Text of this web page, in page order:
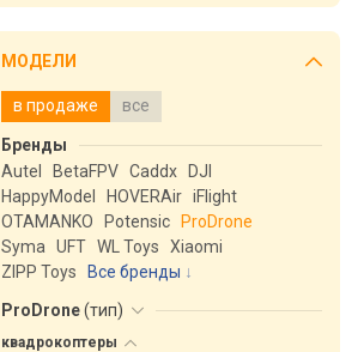
МОДЕЛИ
в продаже все
Бренды
Autel
BetaFPV Caddx
DJI
HappyModel
HOVERAir iFlight
OTAMANKO
Potensic
ProDrone
Syma
UFT WL Toys
Xiaomi
ZIPP Toys
Все бренды
ProDrone(тип)
квадрокоптеры